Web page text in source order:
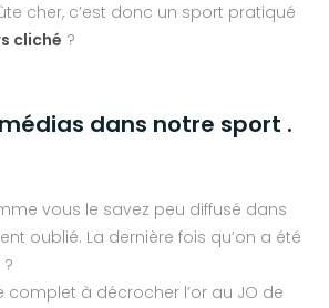
cher, c’est donc un sport pratiqué
cliché ?
dans notre sport .
vous le savez peu diffusé dans
oublié. La dernière fois qu’on a été
complet à décrocher l’or au JO de